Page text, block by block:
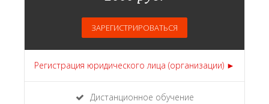
ЗАРЕГИСТРИРОВАТЬСЯ
Регистрация юридического лица (организации) ►
Дистанционное обучение